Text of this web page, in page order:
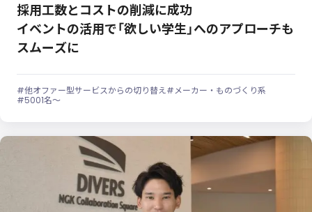
採用工数とコストの削減に成功
イベントの活用で「欲しい学生」へのアプローチも
スムーズに
#他オファー型サービスからの切り替え#メーカー・ものづくり系
#5001名～